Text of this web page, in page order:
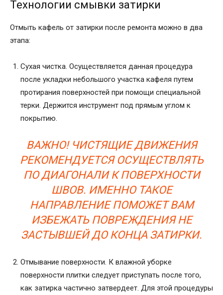
Технологии смывки затирки
Отмыть кафель от затирки после ремонта можно в два
этапа:
Сухая чистка. Осуществляется данная процедура
после укладки небольшого участка кафеля путем
протирания поверхностей при помощи специальной
терки. Держится инструмент под прямым углом к
покрытию.
ВАЖНО! ЧИСТЯЩИЕ ДВИЖЕНИЯ
РЕКОМЕНДУЕТСЯ ОСУЩЕСТВЛЯТЬ
ПО ДИАГОНАЛИ К ПОВЕРХНОСТИ
ШВОВ. ИМЕННО ТАКОЕ
НАПРАВЛЕНИЕ ПОМОЖЕТ ВАМ
ИЗБЕЖАТЬ ПОВРЕЖДЕНИЯ НЕ
ЗАСТЫВШЕЙ ДО КОНЦА ЗАТИРКИ.
Отмывание поверхности. К влажной уборке
поверхности плитки следует приступать после того,
как затирка частично затвердеет. Для этой процедуры